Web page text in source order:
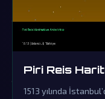
Piri Reis
1513 yılında